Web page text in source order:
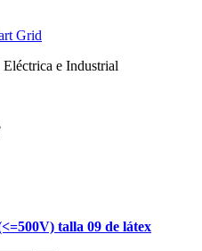
Grid
Eléctrica e Industrial
talla 09 de látex